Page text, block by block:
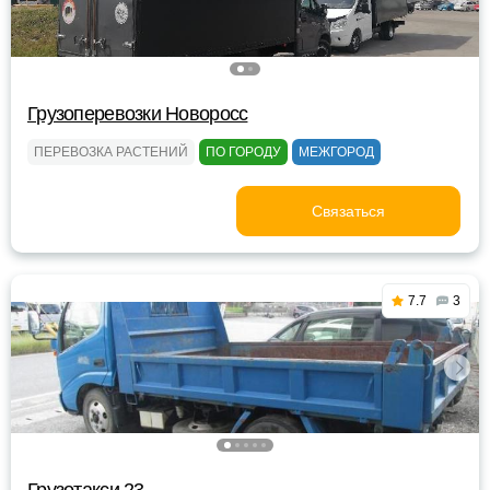
Грузоперевозки Новоросс
ПЕРЕВОЗКА РАСТЕНИЙ ПО ГОРОДУ МЕЖГОРОД
Связаться
7.7 3